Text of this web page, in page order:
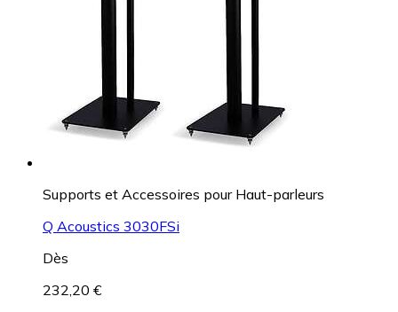
Supports et Accessoires pour Haut-parleurs
Q Acoustics 3030FSi
Dès
232,20 €